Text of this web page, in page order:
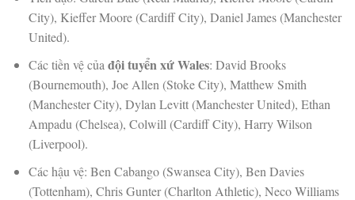
City), Kieffer Moore (Cardiff City), Daniel James (Manchester
United).
Các tiền vệ củađội tuyển xứ Wales: David Brooks
(Bournemouth), Joe Allen (Stoke City), Matthew Smith
(Manchester City), Dylan Levitt (Manchester United), Ethan
Ampadu (Chelsea), Colwill (Cardiff City), Harry Wilson
(Liverpool).
Các hậu vệ: Ben Cabango (Swansea City), Ben Davies
(Tottenham), Chris Gunter (Charlton Athletic), Neco Williams